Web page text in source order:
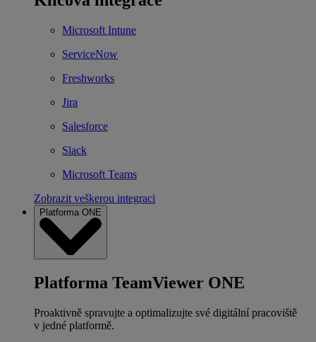
Microsoft Intune
ServiceNow
Freshworks
Jira
Salesforce
Slack
Microsoft Teams
Zobrazit veškerou integraci
Platforma ONE
Platforma TeamViewer ONE
Proaktivně spravujte a optimalizujte své digitální pracoviště
v jedné platformě.